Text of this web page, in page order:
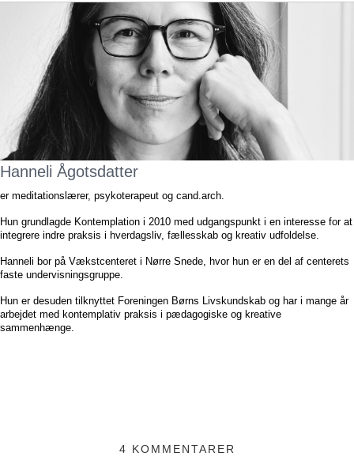
Hanneli Ågotsdatter
er meditationslærer, psykoterapeut og cand.arch.
Hun grundlagde Kontemplation i 2010 med udgangspunkt i en interesse for at
integrere indre praksis i hverdagsliv, fællesskab og kreativ udfoldelse.
Hanneli bor på Vækstcenteret i Nørre Snede, hvor hun er en del af centerets
faste undervisningsgruppe.
Hun er desuden tilknyttet Foreningen Børns Livskundskab og har i mange år
arbejdet med kontemplativ praksis i pædagogiske og kreative
sammenhænge.
4 KOMMENTARER